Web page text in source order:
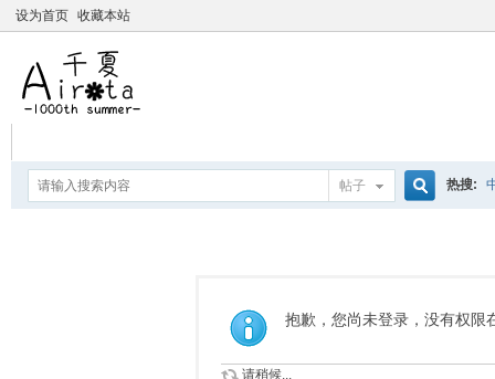
设为首页 收藏本站
帖子
索
热搜:
抱歉，您尚未登录，没有权限
请稍候...